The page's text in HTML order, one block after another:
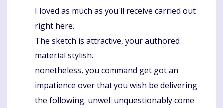
Komentaras
I loved as much as you'll receive carried out
right here.
The sketch is attractive, your authored
material stylish.
nonetheless, you command get got an
impatience over that you wish be delivering
the following. unwell unquestionably come